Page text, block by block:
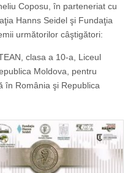
Coposu, în parteneriat cu
Hanns Seidel şi Fundaţia
următorilor câştigători:
clasa a 10-a, Liceul
Moldova, pentru
în România şi Republica